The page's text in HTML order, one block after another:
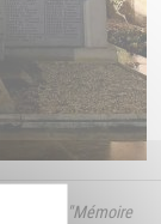
Source : "Mémoire